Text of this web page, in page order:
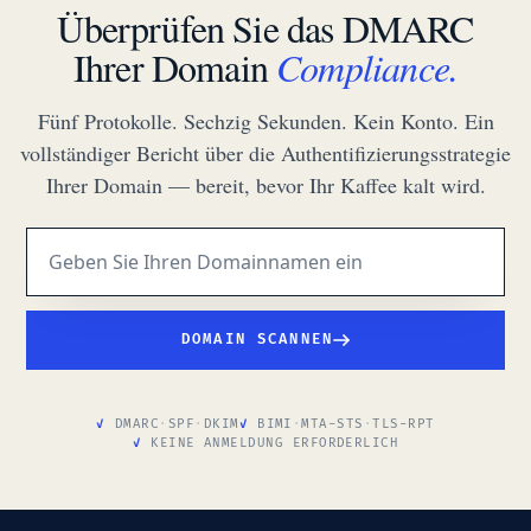
Überprüfen Sie das DMARC
Ihrer Domain Compliance.
Fünf Protokolle. Sechzig Sekunden. Kein Konto. Ein
vollständiger Bericht über die Authentifizierungsstrategie
Ihrer Domain — bereit, bevor Ihr Kaffee kalt wird.
DOMAIN SCANNEN
DMARC · SPF · DKIM BIMI ·MTA-STS ·TLS-RPT
KEINE ANMELDUNG ERFORDERLICH